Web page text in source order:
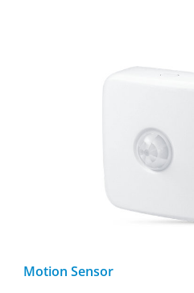
Motion Sensor